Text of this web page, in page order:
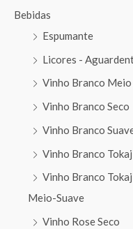
Bebidas
Espumante
Licores -
Vinho Branco Meio
Vinho Branco Seco
Vinho Branco
Vinho Branco
Vinho Branco
Meio-Suave
Vinho Rose Seco